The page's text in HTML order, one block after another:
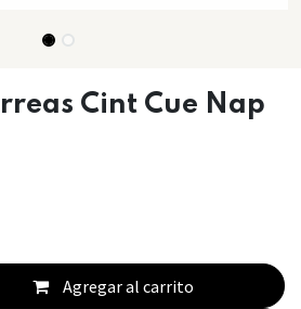
Cint Cue Nap
Agregar al carrito